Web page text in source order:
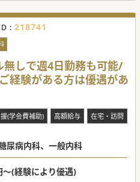
: 218741
無しで週4日勤務も可能/
経験がある方は優遇があ
(学会費補助) 高額給与 在宅・訪問
尿病内科、一般内科
(経験により優遇)